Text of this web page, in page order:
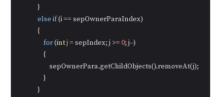
            }
else if (i == sepOwnerParaIndex)
            {
for (intj = sepIndex; j >= 0; j--)
                {
                    sepOwnerPara.getChildObjects().removeAt(j);
                }
            }